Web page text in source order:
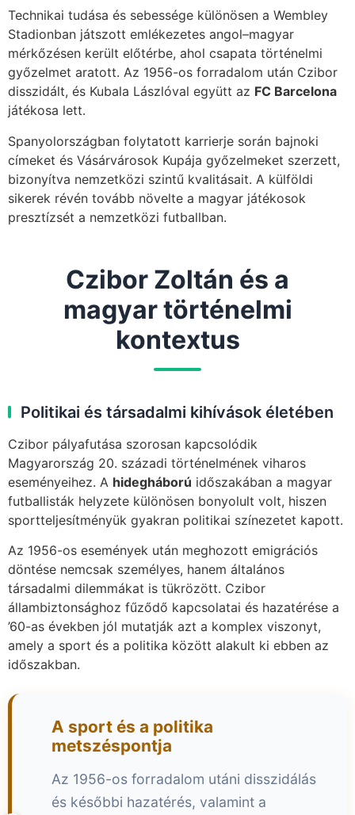
Technikai tudása és sebessége különösen a Wembley
Stadionban játszott emlékezetes angol–magyar
mérkőzésen került előtérbe, ahol csapata történelmi
győzelmet aratott. Az 1956-os forradalom után Czibor
disszidált, és Kubala Lászlóval együtt az FC Barcelona
játékosa lett.
Spanyolországban folytatott karrierje során bajnoki
címeket és Vásárvárosok Kupája győzelmeket szerzett,
bizonyítva nemzetközi szintű kvalitásait. A külföldi
sikerek révén tovább növelte a magyar játékosok
presztízsét a nemzetközi futballban.
Czibor Zoltán és a
magyar történelmi
kontextus
Politikai és társadalmi kihívások életében
Czibor pályafutása szorosan kapcsolódik
Magyarország 20. századi történelmének viharos
eseményeihez. A hidegháború időszakában a magyar
futballisták helyzete különösen bonyolult volt, hiszen
sportteljesítményük gyakran politikai színezetet kapott.
Az 1956-os események után meghozott emigrációs
döntése nemcsak személyes, hanem általános
társadalmi dilemmákat is tükrözött. Czibor
állambiztonsághoz fűződő kapcsolatai és hazatérése a
’60-as években jól mutatják azt a komplex viszonyt,
amely a sport és a politika között alakult ki ebben az
időszakban.
A sport és a politika
metszéspontja
Az 1956-os forradalom utáni disszidálás
és későbbi hazatérés, valamint a